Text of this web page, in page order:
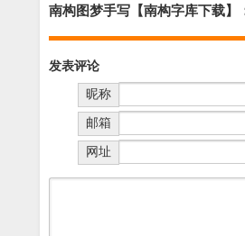
南构图梦手写【南构字库下载】
发表评论
昵称
邮箱
网址